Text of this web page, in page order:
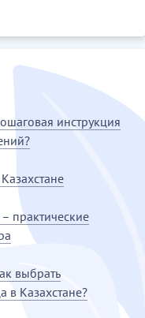
инструкция
практические
выбрать
в Казахстане?